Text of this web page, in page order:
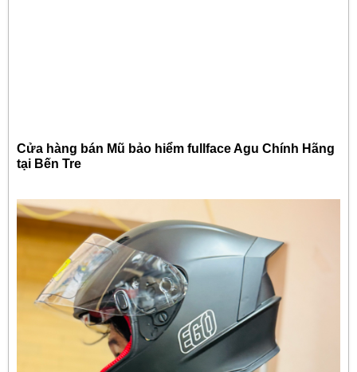
Cửa hàng bán Mũ bảo hiểm fullface Agu Chính Hãng
tại Bến Tre